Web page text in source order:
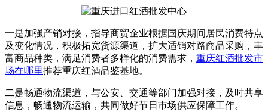
一是加强产销对接，指导商贸企业根据国庆期间居民消费特点
及变化情况，积极拓宽货源渠道，扩大适销对路商品采购，丰
富商品种类，满足消费者多样化的消费需求， 重庆红酒批发市
场在哪里推荐重庆红酒品鉴基地。
二是畅通物流渠道，与公安、交通等部门加强对接，及时共享
信息，畅通物流运输，共同做好节日市场供应保障工作。